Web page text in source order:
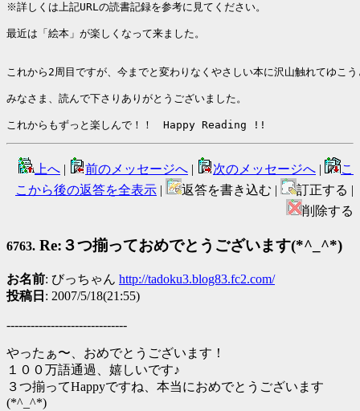
※詳しくは上記URLの読書記録を参考に見てください。
最近は「絵本」が楽しくなって来ました。
これから2周目ですが、今までと変わりなくやさしい本に沢山触れてゆこ
みなさま、読んで下さりありがとうございました。
これからもずっと楽しんで！！　Happy Reading !!
上へ | 前のメッセージへ | 次のメッセージへ |
こ
こから後の返答を全表示 | 返答を書き込む |
訂正する |
削除する
6763. Re:３つ揃っておめでとうございます(*^_^*)
お名前: びっちゃん http://tadoku3.blog83.fc2.com/
投稿日 : 2007/5/18(21:55)
------------------------------
やったぁ〜、おめでとうございます！
１００万語通過、嬉しいです♪
３つ揃ってHappyですね、本当におめでとうございます
(*^_^*)